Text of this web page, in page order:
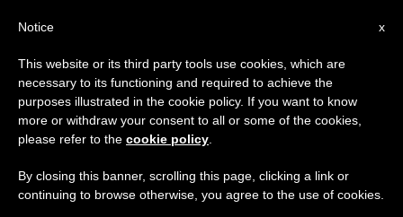
GIORNO
Settembre 2nd, 2016
ULTIME NOTIZIE
x
Notice
This website or its third party tools use cookies, which are
necessary to its functioning and required to achieve the
purposes illustrated in the cookie policy. If you want to know
more or withdraw your consent to all or some of the cookies,
please refer to the cookie policy
By closing this banner, scrolling this page, clicking a link or
continuing to browse otherwise, you agree to the use of cookies.